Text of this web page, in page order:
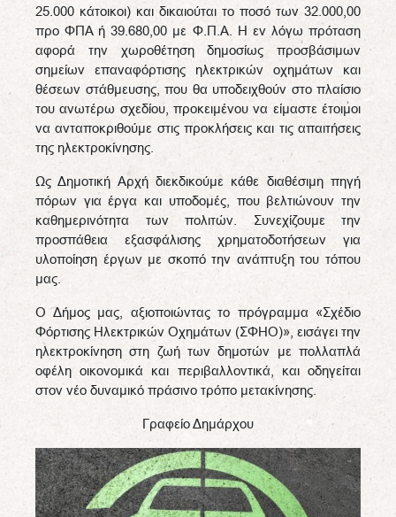
25.000 κάτοικοι) και δικαιούται το ποσό των 32.000,00
προ ΦΠΑ ή 39.680,00 με Φ.Π.Α. Η εν λόγω πρόταση
αφορά την χωροθέτηση δημοσίως προσβάσιμων
σημείων επαναφόρτισης ηλεκτρικών οχημάτων και
θέσεων στάθμευσης, που θα υποδειχθούν στο πλαίσιο
του ανωτέρω σχεδίου, προκειμένου να είμαστε έτοιμοι
να ανταποκριθούμε στις προκλήσεις και τις απαιτήσεις
της ηλεκτροκίνησης.
Ως Δημοτική Αρχή διεκδικούμε κάθε διαθέσιμη πηγή
πόρων για έργα και υποδομές, που βελτιώνουν την
καθημερινότητα των πολιτών. Συνεχίζουμε την
προσπάθεια εξασφάλισης χρηματοδοτήσεων για
υλοποίηση έργων με σκοπό την ανάπτυξη του τόπου
μας.
Ο Δήμος μας, αξιοποιώντας το πρόγραμμα «Σχέδιο
Φόρτισης Ηλεκτρικών Οχημάτων (ΣΦΗΟ)», εισάγει την
ηλεκτροκίνηση στη ζωή των δημοτών με πολλαπλά
οφέλη οικονομικά και περιβαλλοντικά, και οδηγείται
στον νέο δυναμικό πράσινο τρόπο μετακίνησης.
Γραφείο Δημάρχου